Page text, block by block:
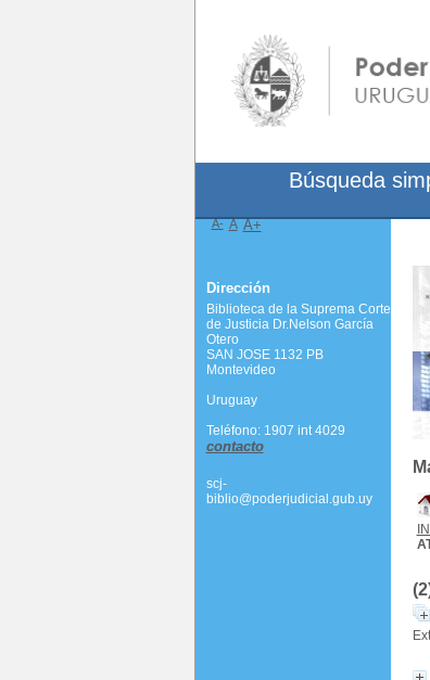
Búsqueda
A- A A+
Dirección
Biblioteca de la Suprema Corte
de Justicia Dr.Nelson García
Otero
SAN JOSE 1132 PB
Montevideo
Uruguay
Teléfono: 1907 int 4029
contacto
scj-
biblio@poderjudicial.gub.uy